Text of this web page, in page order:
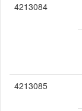
4213084
4213085